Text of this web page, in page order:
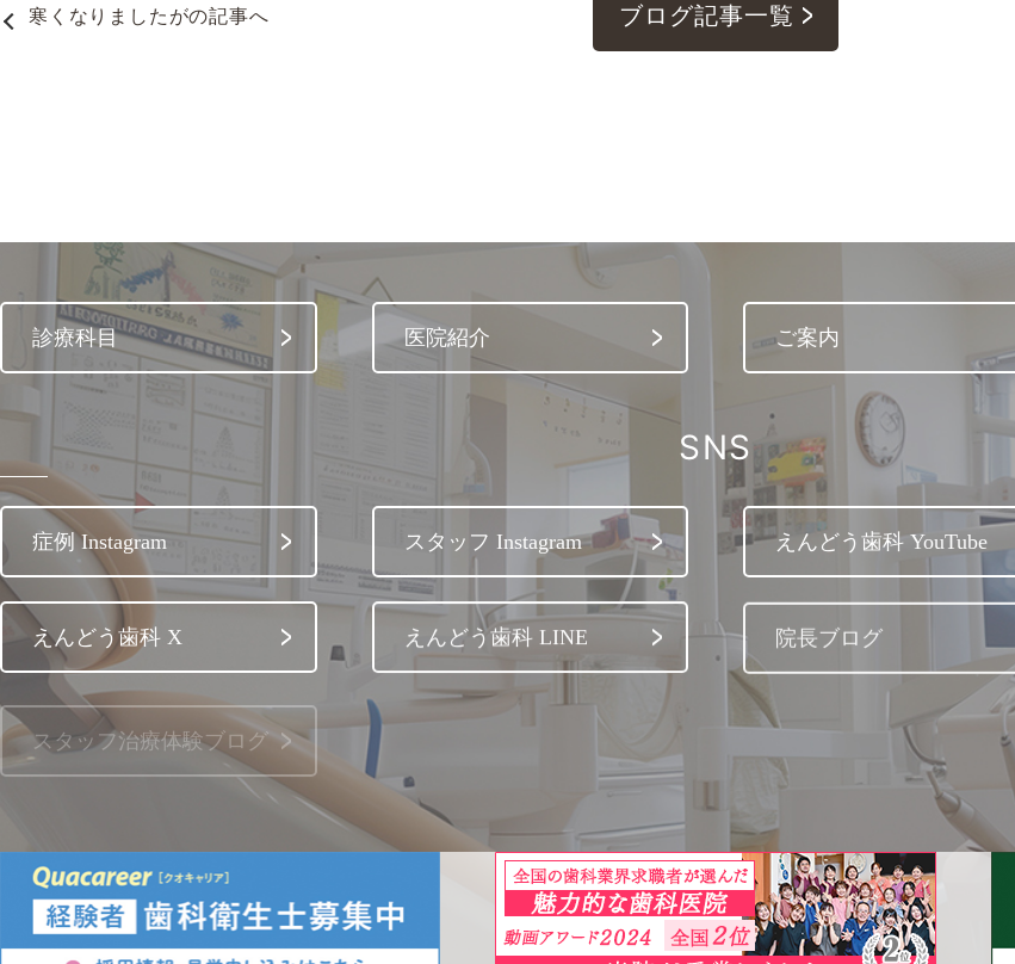
寒くなりましたがの記事へ ブログ記事一覧
診療科目 医院紹介 ご案内
SNS
症例 Instagram スタッフ Instagram えんどう歯科 YouTube
えんどう歯科 X えんどう歯科 LINE 院長ブログ
スタッフ治療体験ブログ